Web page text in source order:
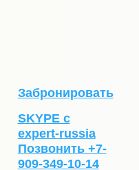
Забронировать
SKYPE с
expert-russia
Позвонить +7-
909-349-10-14